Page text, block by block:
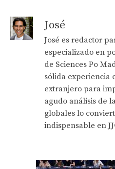
José
José es redactor
especializado en
de Sciences Po
sólida experiencia
extranjero para
agudo análisis de
globales lo
indispensable en